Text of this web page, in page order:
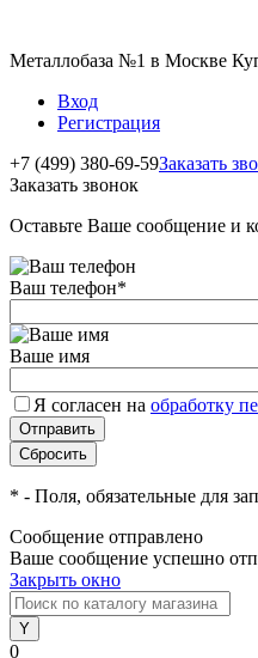
Металлобаза №1 в Москве
Вход
Регистрация
+7 (499) 380-69-59Заказать
Заказать звонок
Оставьте Ваше сообщение и
Ваш телефон*
Ваше имя
Я согласен на обработку
* - Поля, обязательные для
Сообщение отправлено
Ваше сообщение успешно
Закрыть окно
0